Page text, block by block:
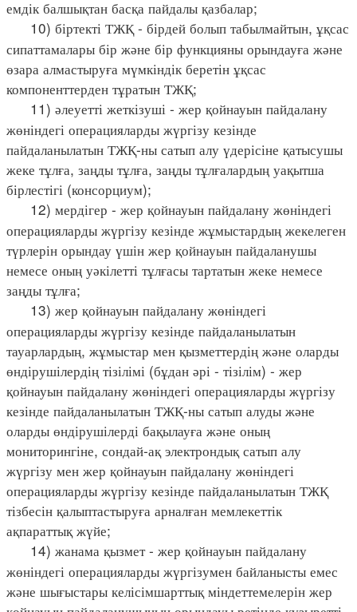
емдік балшықтан басқа пайдалы қазбалар;
10) біртекті ТЖҚ - бірдей болып табылмайтын, ұқсас
сипаттамалары бір және бір функцияны орындауға және
өзара алмастыруға мүмкіндік беретін ұқсас
компоненттерден тұратын ТЖҚ;
11) әлеуетті жеткізуші - жер қойнауын пайдалану
жөніндегі операцияларды жүргізу кезінде
пайдаланылатын ТЖҚ-ны сатып алу үдерісіне қатысушы
жеке тұлға, заңды тұлға, заңды тұлғалардың уақытша
бірлестігі (консорциум);
12) мердігер - жер қойнауын пайдалану жөніндегі
операцияларды жүргізу кезінде жұмыстардың жекелеген
түрлерін орындау үшін жер қойнауын пайдаланушы
немесе оның уәкілетті тұлғасы тартатын жеке немесе
заңды тұлға;
13) жер қойнауын пайдалану жөніндегі
операцияларды жүргізу кезінде пайдаланылатын
тауарлардың, жұмыстар мен қызметтердің және оларды
өндірушілердің тізілімі (бұдан әрі - тізілім) - жер
қойнауын пайдалану жөніндегі операцияларды жүргізу
кезінде пайдаланылатын ТЖҚ-ны сатып алуды және
оларды өндірушілерді бақылауға және оның
мониторингіне, сондай-ақ электрондық сатып алу
жүргізу мен жер қойнауын пайдалану жөніндегі
операцияларды жүргізу кезінде пайдаланылатын ТЖҚ
тізбесін қалыптастыруға арналған мемлекеттік
ақпараттық жүйе;
14) жанама қызмет - жер қойнауын пайдалану
жөніндегі операцияларды жүргізумен байланысты емес
және шығыстары келісімшарттық міндеттемелерін жер